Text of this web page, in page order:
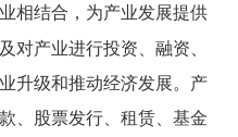
相结合，为产业发展提供
对产业进行投资、融资、
升级和推动经济发展。产
、股票发行、租赁、基金